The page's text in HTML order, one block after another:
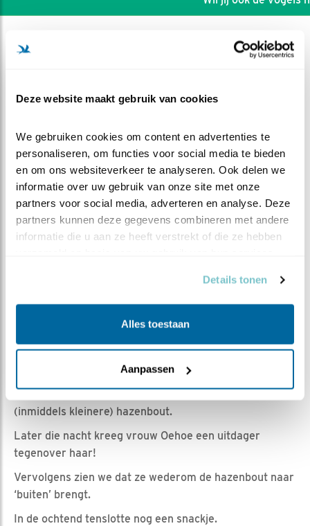
Deze website maakt gebruik van cookies
We gebruiken cookies om content en advertenties te
personaliseren, om functies voor social media te bieden
en om ons websiteverkeer te analyseren. Ook delen we
informatie over uw gebruik van onze site met onze
partners voor social media, adverteren en analyse. Deze
partners kunnen deze gegevens combineren met andere
informatie die u aan ze heeft verstrekt of die ze hebben
Details tonen
Alles toestaan
Aanpassen
DEEL DIT FILMPJE
Romke Visser | Geplaatst op 8 maart 2021, 16:00 |
Bewaar dit filmpje|
In het clipje “nu wel Haas!” zagen we M een haas
brengen die V vervolgens mee nam naar buiten.
Later op de avond komt M wederom terug met de
(inmiddels kleinere) hazenbout.
Later die nacht kreeg vrouw Oehoe een uitdager
tegenover haar!
Vervolgens zien we dat ze wederom de hazenbout naar
‘buiten’ brengt.
In de ochtend tenslotte nog een snackje.